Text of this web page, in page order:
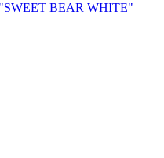
"SWEET BEAR WHITE"